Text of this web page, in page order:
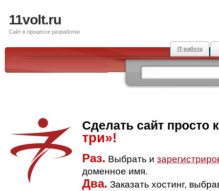
11volt.ru
Сайт в процессе разработки
IT-работа
Сделать сайт просто
три»!
Раз. Выбрать и
доменное имя.
Два. Заказать хостинг,